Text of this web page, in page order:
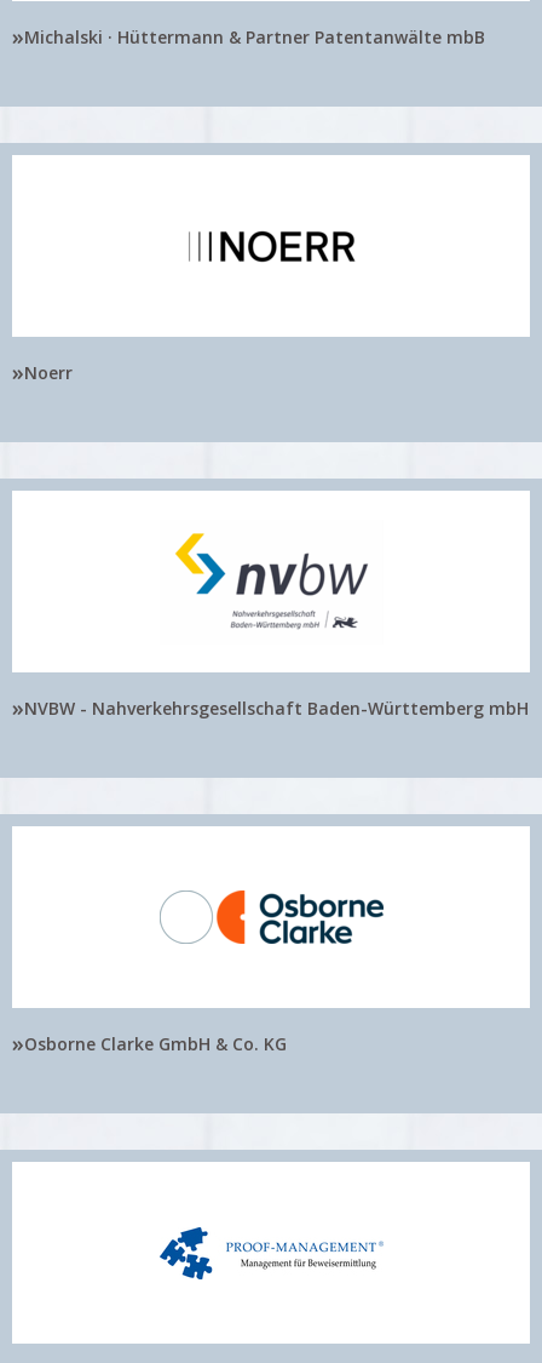
»Michalski · Hüttermann & Partner Patentanwälte mbB
»Noerr
»NVBW - Nahverkehrsgesellschaft Baden-Württemberg mbH
»Osborne Clarke GmbH & Co. KG